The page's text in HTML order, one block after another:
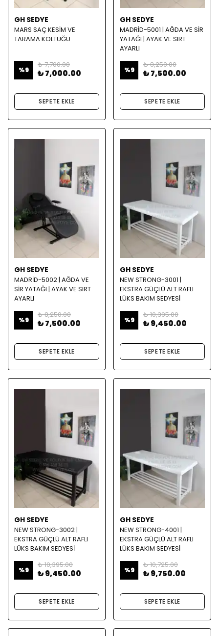
GH SEDYE
MARS SAÇ KESİM VE
TARAMA KOLTUĞU
%9
₺ 7,700.00
₺ 7,000.00
SEPETE EKLE
GH SEDYE
MADRİD-5001 | AĞDA VE SİR
YATAĞI | AYAK VE SIRT
AYARLI
%9
₺ 8,250.00
₺ 7,500.00
SEPETE EKLE
GH SEDYE
MADRİD-5002 | AĞDA VE
SİR YATAĞI | AYAK VE SIRT
AYARLI
%9
₺ 8,250.00
₺ 7,500.00
SEPETE EKLE
GH SEDYE
NEW STRONG-3001 |
EKSTRA GÜÇLÜ ALT RAFLI
LÜKS BAKIM SEDYESİ
%9
₺ 10,395.00
₺ 9,450.00
SEPETE EKLE
GH SEDYE
NEW STRONG-3002 |
EKSTRA GÜÇLÜ ALT RAFLI
LÜKS BAKIM SEDYESİ
%9
₺ 10,395.00
₺ 9,450.00
SEPETE EKLE
GH SEDYE
NEW STRONG-4001 |
EKSTRA GÜÇLÜ ALT RAFLI
LÜKS BAKIM SEDYESİ
%9
₺ 10,725.00
₺ 9,750.00
SEPETE EKLE